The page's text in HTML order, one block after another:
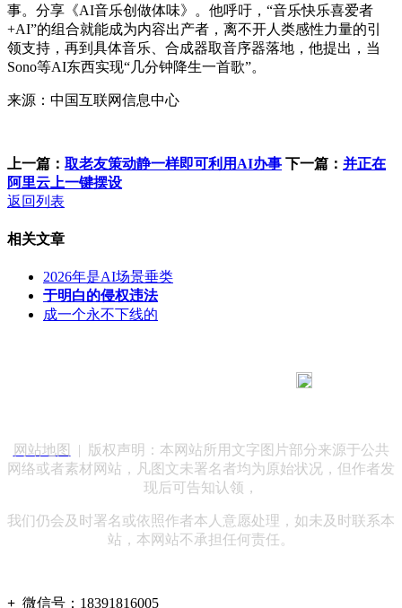
事。分享《AI音乐创做体味》。他呼吁，“音乐快乐喜爱者
+AI”的组合就能成为内容出产者，离不开人类感性力量的引
领支持，再到具体音乐、合成器取音序器落地，他提出，当
Sono等AI东西实现“几分钟降生一首歌”。
来源：中国互联网信息中心
上一篇： 取老友策动静一样即可利用AI办事 下一篇： 并正在
阿里云上一键摆设
返回列表
相关文章
2026年是AI场景垂类
于明白的侵权违法
成一个永不下线的
网站地图
| 版权声明：本网站所用文字图片部分来源于公共
网络或者素材网站，凡图文未署名者均为原始状况，但作者发
现后可告知认领，
我们仍会及时署名或依照作者本人意愿处理，如未及时联系本
站，本网站不承担任何责任。
+ 微信号： 18391816005